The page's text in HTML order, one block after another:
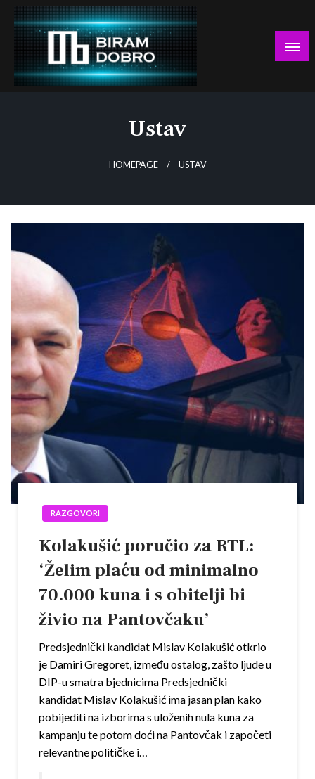
Skip
content
Ustav
HOMEPAGE USTAV
RAZGOVORI
Kolakušić poručio za RTL:
‘Želim plaću od minimalno
70.000 kuna i s obitelji bi
živio na Pantovčaku’
Predsjednički kandidat Mislav Kolakušić otkrio
je Damiri Gregoret, između ostalog, zašto ljude u
DIP-u smatra bjednicima Predsjednički
kandidat Mislav Kolakušić ima jasan plan kako
pobijediti na izborima s uloženih nula kuna za
kampanju te potom doći na Pantovčak i započeti
relevantne političke i…